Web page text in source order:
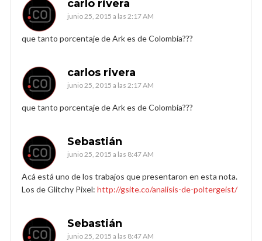
carlo rivera
junio 25, 2015 a las 2:17 AM
que tanto porcentaje de Ark es de Colombia???
carlos rivera
junio 25, 2015 a las 2:17 AM
que tanto porcentaje de Ark es de Colombia???
Sebastián
junio 25, 2015 a las 8:47 AM
Acá está uno de los trabajos que presentaron en esta nota.
Los de Glitchy Pixel: http://gsite.co/analisis-de-poltergeist/
Sebastián
junio 25, 2015 a las 8:47 AM